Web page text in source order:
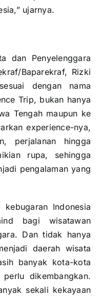
ujarnya.
dan Penyelenggara
Baparekraf, Rizki
dengan nama
Trip, bukan hanya
Tengah maupun ke
experience-nya,
perjalanan hingga
rupa, sehingga
pengalaman yang
Indonesia
bagi wisatawan
Dan tidak hanya
daerah wisata
banyak kota-kota
dikembangkan.
sekali kekayaan